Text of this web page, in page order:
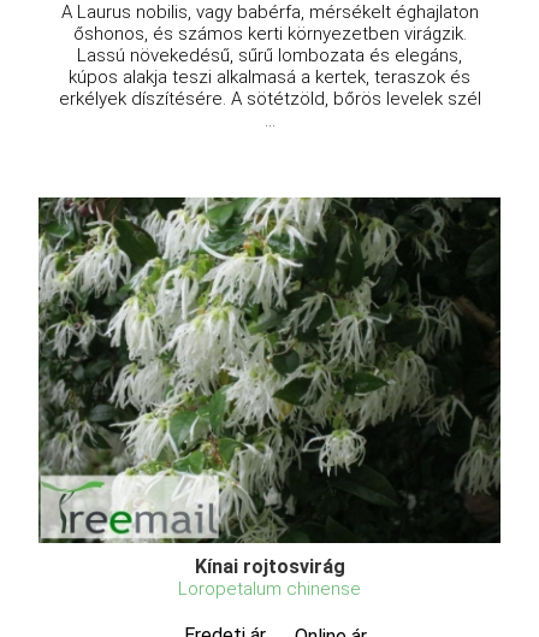
A Laurus nobilis, vagy babérfa, mérsékelt éghajlaton
őshonos, és számos kerti környezetben virágzik.
Lassú növekedésű, sűrű lombozata és elegáns,
kúpos alakja teszi alkalmasá a kertek, teraszok és
erkélyek díszítésére. A sötétzöld, bőrös levelek szél
...
Kínai rojtosvirág
Loropetalum chinense